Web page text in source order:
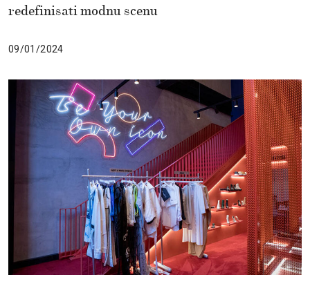
redefinisati modnu scenu
09/01/2024